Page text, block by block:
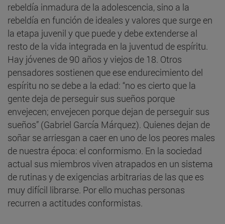
rebeldía inmadura de la adolescencia, sino a la
rebeldía en función de ideales y valores que surge en
la etapa juvenil y que puede y debe extenderse al
resto de la vida integrada en la juventud de espíritu.
Hay jóvenes de 90 años y viejos de 18. Otros
pensadores sostienen que ese endurecimiento del
espíritu no se debe a la edad: “no es cierto que la
gente deja de perseguir sus sueños porque
envejecen; envejecen porque dejan de perseguir sus
sueños” (Gabriel García Márquez). Quienes dejan de
soñar se arriesgan a caer en uno de los peores males
de nuestra época: el conformismo. En la sociedad
actual sus miembros viven atrapados en un sistema
de rutinas y de exigencias arbitrarias de las que es
muy difícil librarse. Por ello muchas personas
recurren a actitudes conformistas.